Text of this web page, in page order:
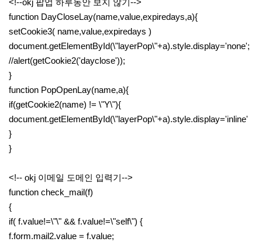
<!--okj 팝업 하루동안 보지 않기-->
function DayCloseLay(name,value,expiredays,a){
setCookie3( name,value,expiredays )
document.getElementById(\"layerPop\"+a).style.display='none';
//alert(getCookie2('dayclose'));
}
function PopOpenLay(name,a){
if(getCookie2(name) != \"Y\"){
document.getElementById(\"layerPop\"+a).style.display='inline'
}
}
<!-- okj 이메일 도메인 입력기-->
function check_mail(f)
{
if( f.value!=\"\" && f.value!=\"self\") {
f.form.mail2.value = f.value;